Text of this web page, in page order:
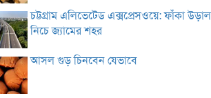
চট্টগ্রাম এলিভেটেড এক্সপ্রেসওয়ে: ফাঁকা
নিচে জ্যামের শহর
আসল গুড় চিনবেন যেভাবে